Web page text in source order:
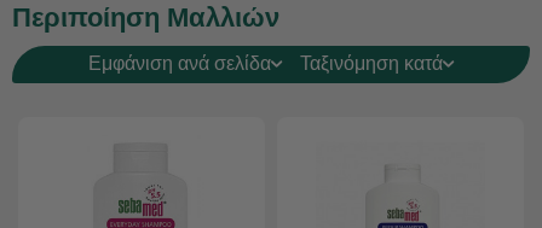
Περιποίηση Μαλλιών
Εμφάνιση ανά σελίδα Ταξινόμηση κατά